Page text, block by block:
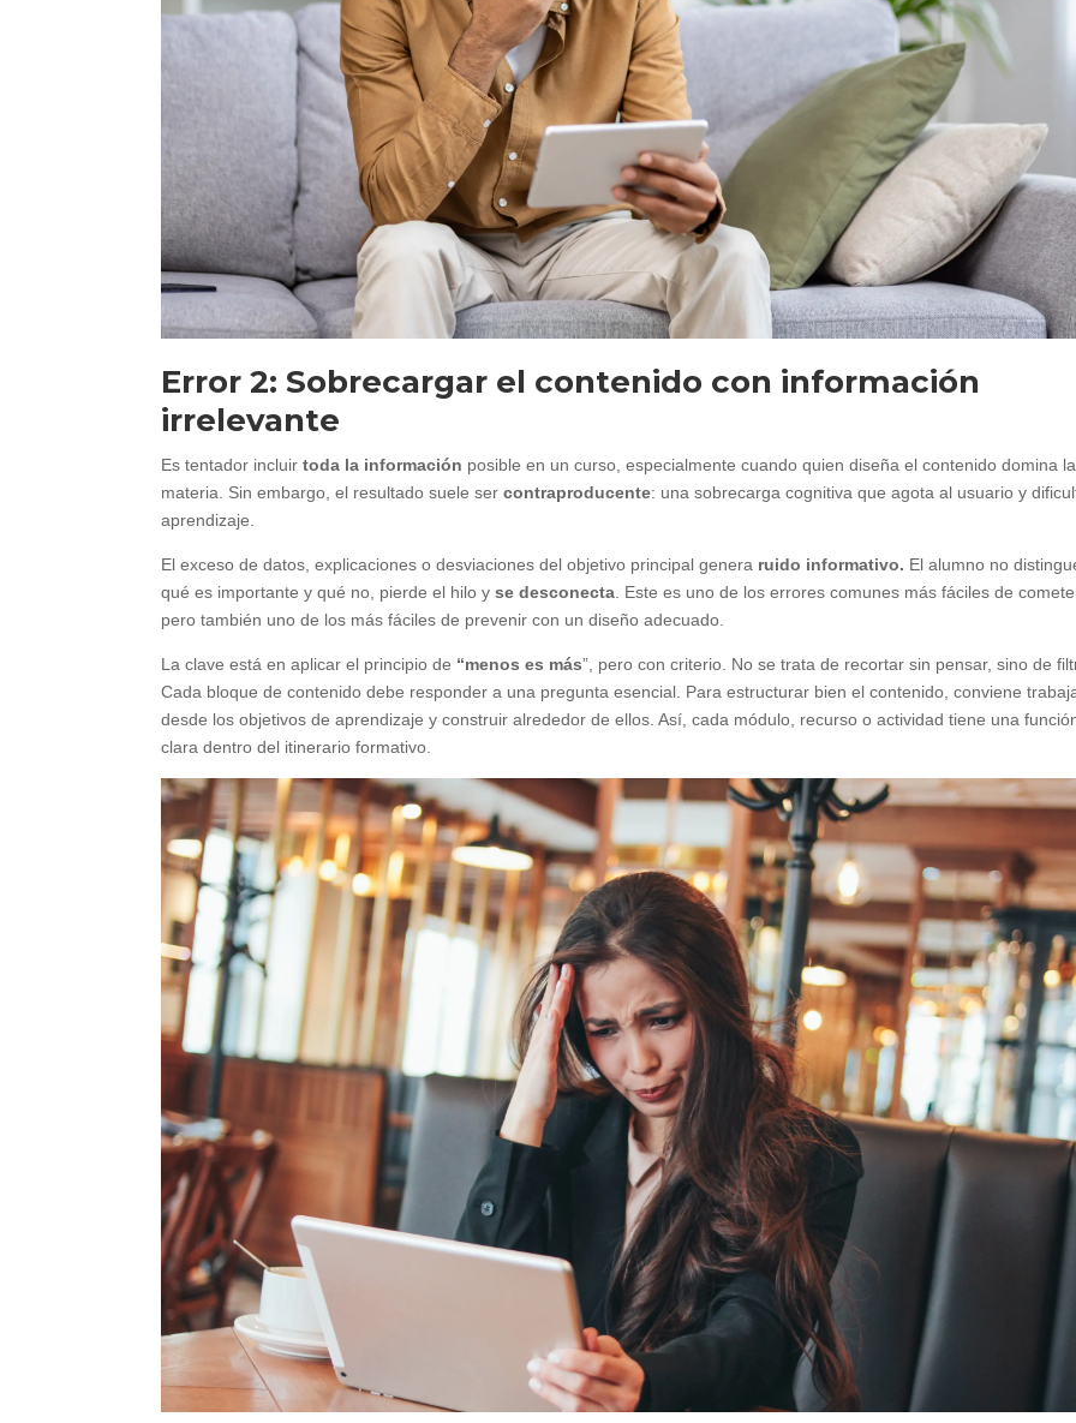
Error 2: Sobrecargar el contenido con información
irrelevante
Es tentador incluir toda la información posible en un curso, especialmente cuando quien diseña el contenido domina la
materia. Sin embargo, el resultado suele sercontraproducente: una sobrecarga cognitiva que agota al usuario y
aprendizaje.
El exceso de datos, explicaciones o desviaciones del objetivo principal genera ruido informativo. El alumno no
qué es importante y qué no, pierde el hilo y se desconecta . Este es uno de los errores comunes más fáciles de
pero también uno de los más fáciles de prevenir con un diseño adecuado.
La clave está en aplicar el principio de “menos es más”, pero con criterio. No se trata de recortar sin pensar, sino de
Cada bloque de contenido debe responder a una pregunta esencial. Para estructurar bien el contenido, conviene
desde los objetivos de aprendizaje y construir alrededor de ellos. Así, cada módulo, recurso o actividad tiene una
clara dentro del itinerario formativo.